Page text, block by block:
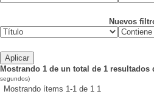
Nuevos
Mostrando 1 de un total de 1
segundos)
Mostrando ítems 1-1 de 1 1